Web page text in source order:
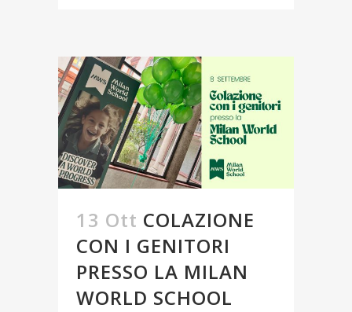
13 Ott COLAZIONE
CON I GENITORI
PRESSO LA MILAN
WORLD SCHOOL